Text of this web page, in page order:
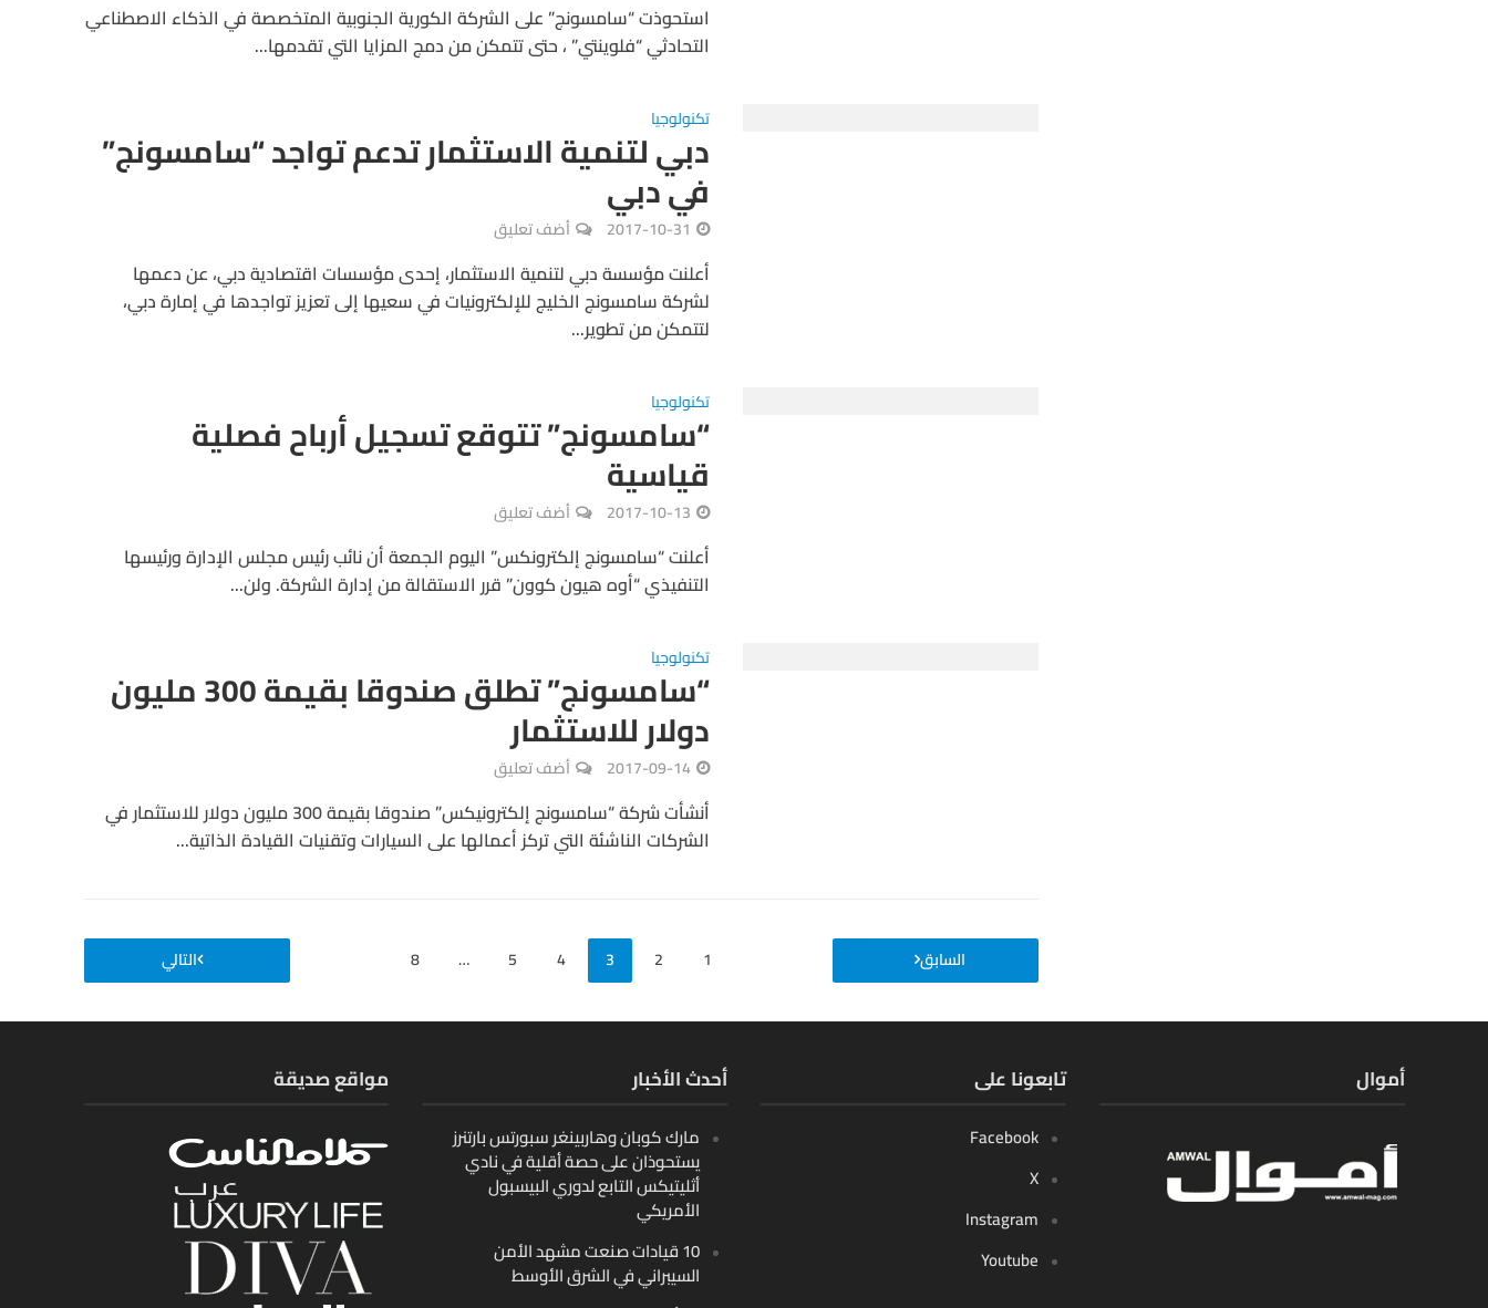
استحوذت “سامسونج” على الشركة الكورية الجنوبية المتخصصة في الذكاء الاصطناعي
التحادثي “فلوينتي” ، حتى تتمكن من دمج المزايا التي تقدمها...
تكنولوجيا
دبي لتنمية الاستثمار تدعم تواجد “سامسونج”
في دبي
2017-10-31 أضف تعليق
أعلنت مؤسسة دبي لتنمية الاستثمار، إحدى مؤسسات اقتصادية دبي، عن دعمها
لشركة سامسونج الخليج للإلكترونيات في سعيها إلى تعزيز تواجدها في إمارة دبي،
لتتمكن من تطوير...
تكنولوجيا
“سامسونج” تتوقع تسجيل أرباح فصلية
قياسية
2017-10-13 أضف تعليق
أعلنت “سامسونج إلكترونكس” اليوم الجمعة أن نائب رئيس مجلس الإدارة ورئيسها
التنفيذي “أوه هيون كوون” قرر الاستقالة من إدارة الشركة. ولن...
تكنولوجيا
“سامسونج” تطلق صندوقا بقيمة 300 مليون
دولار للاستثمار
2017-09-14 أضف تعليق
أنشأت شركة “سامسونج إلكترونيكس” صندوقا بقيمة 300 مليون دولار للاستثمار في
الشركات الناشئة التي تركز أعمالها على السيارات وتقنيات القيادة الذاتية...
السابق 1
2
3
4
5
…
8 التالي
مواقع صديقة أحدث الأخبار
مارك كوبان وهاربينغر سبورتس بارتنرز
يستحوذان على حصة أقلية في نادي
أثليتيكس التابع لدوري البيسبول
الأمريكي
10 قيادات صنعت مشهد الأمن
السيبراني في الشرق الأوسط
تابعونا على
Facebook
X
Instagram
Youtube
أموال